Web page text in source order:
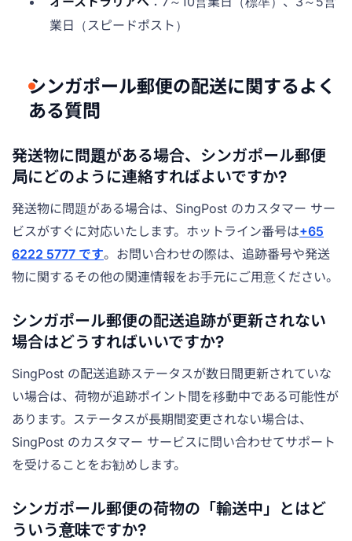
業日（スピードポスト）
シンガポール郵便の配送に関するよく
ある質問
発送物に問題がある場合、シンガポール郵便
局にどのように連絡すればよいですか?
発送物に問題がある場合は、SingPost のカスタマー サー
ビスがすぐに対応いたします。ホットライン番号は+65
6222 5777 です。お問い合わせの際は、追跡番号や発送
物に関するその他の関連情報をお手元にご用意ください。
シンガポール郵便の配送追跡が更新されない
場合はどうすればいいですか?
SingPost の配送追跡ステータスが数日間更新されていな
い場合は、荷物が追跡ポイント間を移動中である可能性が
あります。ステータスが長期間変更されない場合は、
SingPost のカスタマー サービスに問い合わせてサポート
を受けることをお勧めします。
シンガポール郵便の荷物の「輸送中」とはど
ういう意味ですか?